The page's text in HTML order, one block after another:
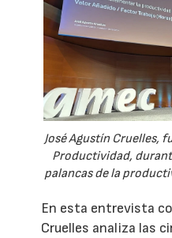
José Agustín Cruelles,
Productividad,
palancas de la
En esta entrevista
Cruelles analiza las